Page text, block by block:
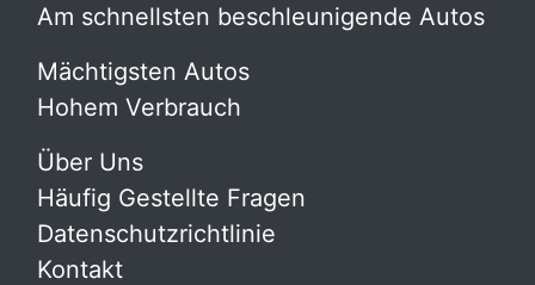
Am schnellsten beschleunigende Autos
Mächtigsten Autos
Hohem Verbrauch
Über Uns
Häufig Gestellte Fragen
Datenschutzrichtlinie
Kontakt